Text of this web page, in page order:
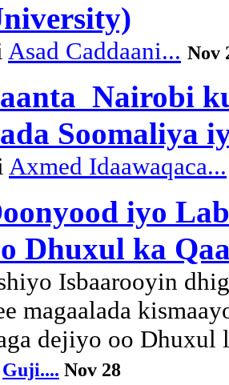
Asad Caddaani... Nov
Nairobi
Soomaliya
Axmed Idaawaqaca...
iyo
Dhuxul ka
Isbaarooyin
magaalada
dejiyo oo Dhuxul
Guji.... Nov 28